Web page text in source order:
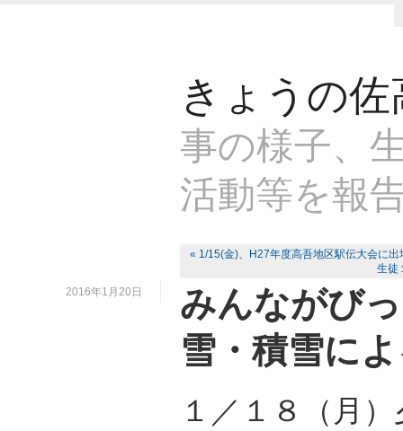
きょうの佐
事の様子、
活動等を報
« 1/15(金)、H27年度高吾地区駅伝大会に出
生徒
2016年1月20日
みんながび
雪・積雪に
１／１８（月